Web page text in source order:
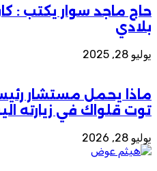
ماجد سوار يكتب :
28, 2025
يحمل مستشار
قلواك في زيارته
28, 2026